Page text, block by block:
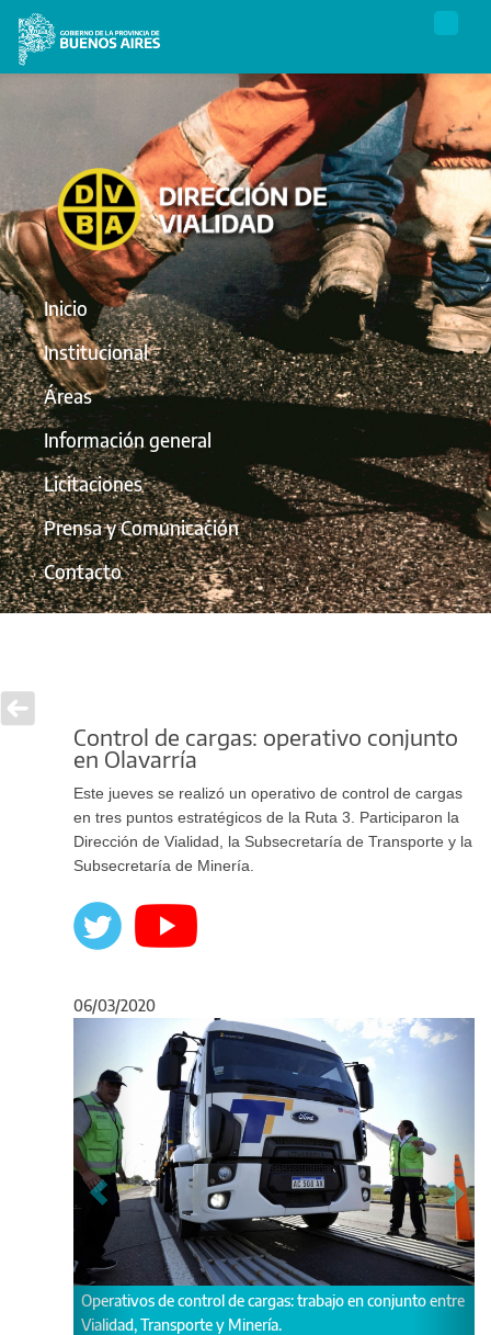
Inicio
Institucional
Áreas
Información general
Licitaciones
Prensa y Comunicación
Contacto
Control de cargas: operativo conjunto
en Olavarría
Este jueves se realizó un operativo de control de cargas
en tres puntos estratégicos de la Ruta 3. Participaron la
Dirección de Vialidad, la Subsecretaría de Transporte y la
Subsecretaría de Minería.
06/03/2020
de cargas: trabajo en conjunto entre
Controles de cargas en Rutas
Anterior